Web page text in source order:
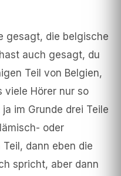
gesagt, die belgische
auch gesagt, du
Teil von Belgien,
viele Hörer nur so
im Grunde drei Teile
oder
dann eben die
spricht, aber dann